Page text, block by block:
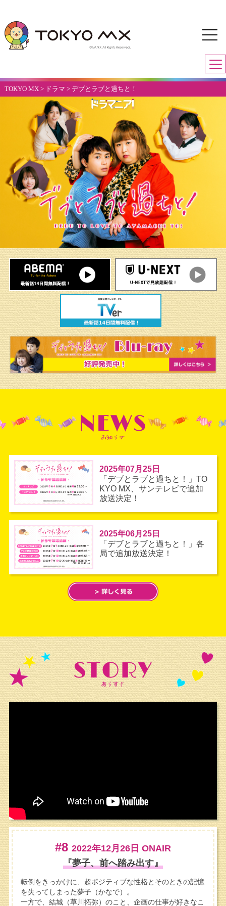
TOKYO MX> ドラマ > デブとラブと過ちと！
2025年07月25日
「デブとラブと過ちと！」TO
KYO MX、サンテレビで追加
放送決定！
2025年06月25日
「デブとラブと過ちと！」各
局で追加放送決定！
#8 2022年12月26日 ONAIR
『夢子、前へ踏み出す』
転倒をきっかけに、超ポジティブな性格とそのときの記憶
を失ってしまった夢子（かなで）。
一方で、結城（草川拓弥）のこと、企画の仕事が好きなこ